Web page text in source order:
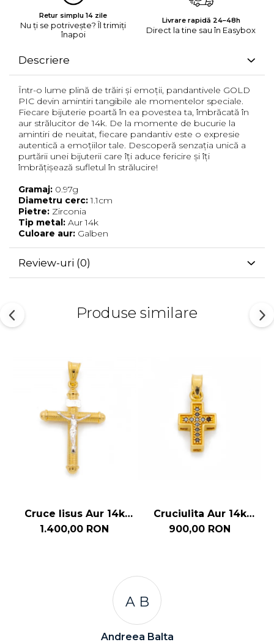
Retur simplu 14 zile
Nu ți se potrivește? Îl trimiți
înapoi
Livrare rapidă 24–48h
Direct la tine sau în Easybox
Descriere
Într-o lume plină de trăiri și emoții, pandantivele GOLD
PIC devin amintiri tangibile ale momentelor speciale.
Fiecare bijuterie poartă în ea povestea ta, îmbrăcată în
aur strălucitor de 14k. De la momente de bucurie la
amintiri de neuitat, fiecare pandantiv este o expresie
autentică a emoțiilor tale. Descoperă senzația unică a
purtării unei bijuterii care îți aduce fericire și îți
îmbrățișează sufletul în strălucire!
Gramaj: 0.97g
Diametru cerc:1.1cm
Pietre: Zirconia
Tip metal: Aur 14k
Culoare aur: Galben
Review-uri (0)
Produse similare
Cruce Iisus Aur 14k
Design Radial
1.400,00 RON
Cruciulita Aur 14k
Pietre Zirconia Negre
900,00 RON
Andreea Balta